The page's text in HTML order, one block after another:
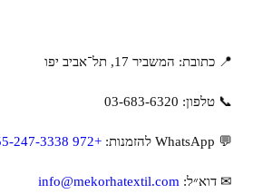
📍 כתובת: המשביר 17, תל־אביב יפו
📞 טלפון: ‎03-683-6320
💬 WhatsApp להזמנות: +972 55-247-3338
✉ דוא״ל: info@mekorhatextil.com